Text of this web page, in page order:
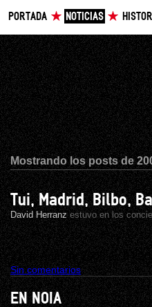
PORTADA NOTICIAS
Mostrando los posts de
Tui, Madrid, Bilbo,
David Herranzestuvo en los
21 de Abril de 2008 ás 04:20
Sin comentarios
EN NOIA